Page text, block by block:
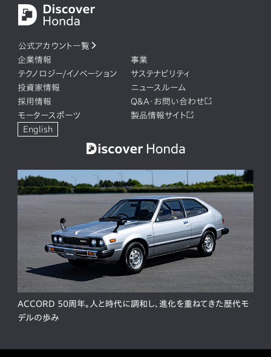
公式アカウント一覧
企業情報
事業
テクノロジー/イノベーション
サステナビリティ
投資家情報
ニュースルーム
採用情報
Q&A・お問い合わせ
モータースポーツ
製品情報サイト
English
ACCORD 50周年。人と時代に調和し、進化を重ねてきた歴代モ
デルの歩み